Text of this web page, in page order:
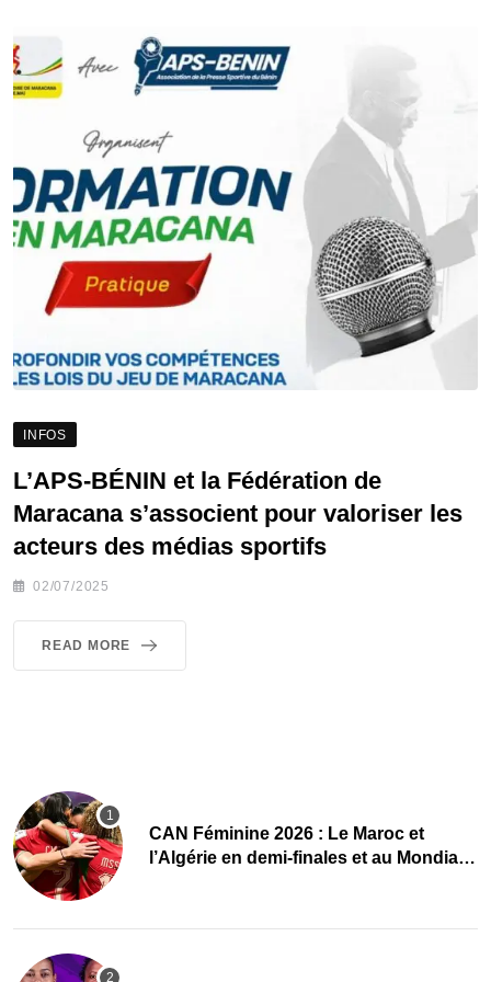
INFOS
L’APS-BÉNIN et la Fédération de
Maracana s’associent pour valoriser les
acteurs des médias sportifs
02/07/2025
READ MORE
CAN Féminine 2026 : Le Maroc et
l’Algérie en demi-finales et au Mondial